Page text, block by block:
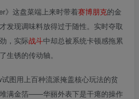
》这盘菜端上来时带着赛博朋克的金
发现调味料放得过于随性。实时夺取
，实际战斗中却总被系统卡顿感拖累
生锈的传动轴。
图用上百种流派掩盖核心玩法的贫
满金箔——华丽外表下是干瘪的操作